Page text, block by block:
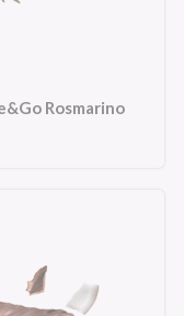
Rosmarino